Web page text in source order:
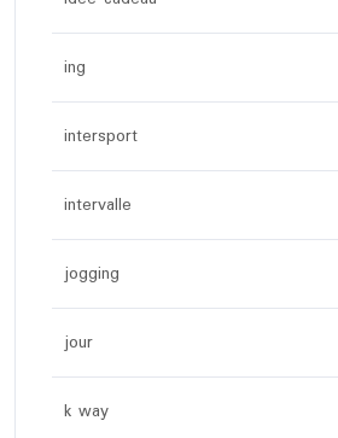
ing
intersport
intervalle
jogging
jour
k way